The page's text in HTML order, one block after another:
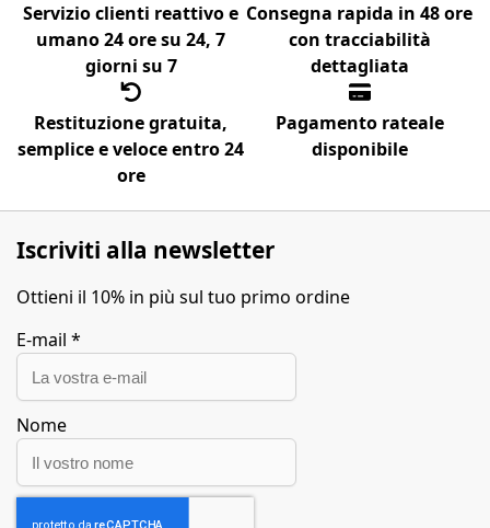
Servizio clienti reattivo e
umano 24 ore su 24, 7
giorni su 7
Consegna rapida in 48 ore
con tracciabilità
dettagliata
Restituzione gratuita,
semplice e veloce entro 24
ore
Pagamento rateale
disponibile
Iscriviti alla newsletter
Ottieni il 10% in più sul tuo primo ordine
E-mail *
Nome